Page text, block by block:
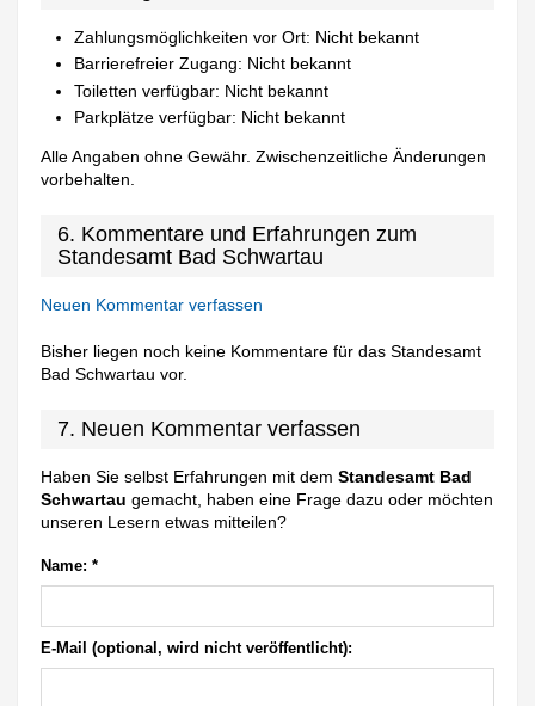
Zahlungsmöglichkeiten vor Ort: Nicht bekannt
Barrierefreier Zugang: Nicht bekannt
Toiletten verfügbar: Nicht bekannt
Parkplätze verfügbar: Nicht bekannt
Alle Angaben ohne Gewähr. Zwischenzeitliche Änderungen
vorbehalten.
6. Kommentare und Erfahrungen zum
Standesamt Bad Schwartau
Neuen Kommentar verfassen
Bisher liegen noch keine Kommentare für das Standesamt
Bad Schwartau vor.
7. Neuen Kommentar verfassen
Haben Sie selbst Erfahrungen mit demStandesamt Bad
Schwartau gemacht, haben eine Frage dazu oder möchten
unseren Lesern etwas mitteilen?
Name: *
E-Mail (optional, wird nicht veröffentlicht):